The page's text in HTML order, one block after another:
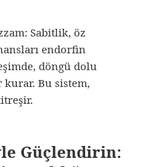
Sabitlik, öz
endorfin
döngü dolu
Bu sistem,
Güçlendirin: